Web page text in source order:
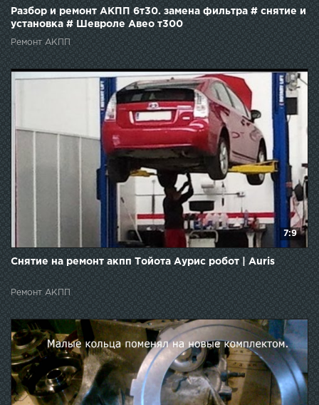
Разбор и ремонт АКПП 6т30. замена фильтра # снятие и
установка # Шевроле Авео т300
Ремонт АКПП
7:9
Снятие на ремонт акпп Тойота Аурис робот | Auris
Ремонт АКПП